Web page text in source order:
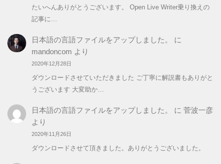
たいへんありがとうございます。 Open Live Writer乗り換えの
記事に…
日本語の言語ファイルをアップしました。
に
mandoncom より
2020年12月28日
ダウンロードさせていただきました ご丁寧に解説書もありがと
うございます 大変助か…
日本語の言語ファイルをアップしました。 に 菅波一彦
より
2020年11月26日
ダウンロードさせて頂きました。ありがとうございました。